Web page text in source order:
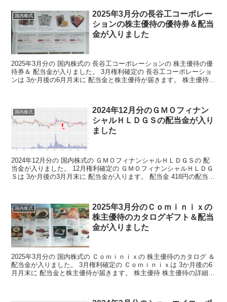
国内株式
2025年3月分の長谷工コーポレー
ションの株主優待の優待券＆配当
金が入りました
2025年3月分の 国内株式の 長谷工コーポレーションの 株主優待の優
待券＆ 配当金が入りました。 3月権利確定の 長谷工コーポレーショ
ンは 3か月後の6月月末に 配当金と株主優待が届きます。 株主優待
国内株式
2024年12月分のＧＭＯフィナン
シャルＨＬＤＧＳの配当金が入り
ました
2024年12月分の 国内株式の ＧＭＯフィナンシャルＨＬＤＧＳの 配
当金が入りました。 12月権利確定の ＧＭＯフィナンシャルＨＬＤＧ
Ｓは 3か月後の3月月末に 配当金が入ります。 配当金 418円の配当金
国内株式
2025年3月分のＣｏｍｉｎｉｘの
株主優待のカタログギフト＆配当
金が入りました
2025年3月分の 国内株式の Ｃｏｍｉｎｉｘの 株主優待のカタログ ＆
配当金が入りました。 3月権利確定の Ｃｏｍｉｎｉｘは 3か月後の6
月月末に 配当金と株主優待が届きます。 株主優待 株主優待の詳細は